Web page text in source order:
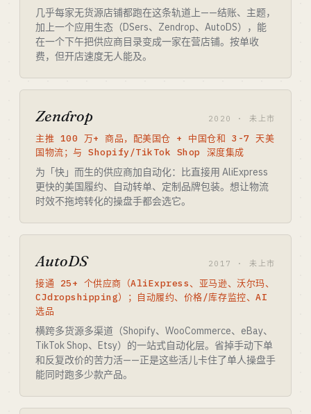
几乎每家无货源店铺都跑在这条轨道上——结账、主题，
加上一个应用生态（DSers、Zendrop、AutoDS），能
在一个下午把供应商目录变成一家在营店铺。按单收
费，但开店速度无人能及。
Zendrop 2020 · 未上市
主推 100 万+ 商品，配美国仓 + 中国仓和 3-7 天美
国物流；与 Shopify/TikTok Shop 深度集成
为「快」而生的供应商加自动化：比直接用 AliExpress
更快的美国履约、自动转单、定制品牌包装。想让物流
时效不拖垮转化的操盘手都会选它。
AutoDS 2017 · 未上市
接通 25+ 个供应商（AliExpress、亚马逊、沃尔玛、
CJdropshipping）；自动履约、价格/库存监控、AI
选品
横跨多货源多渠道（Shopify、WooCommerce、eBay、
TikTok Shop、Etsy）的一站式自动化层。省掉手动下单
和反复改价的苦力活——正是这些活儿卡住了单人操盘手
能同时跑多少款产品。